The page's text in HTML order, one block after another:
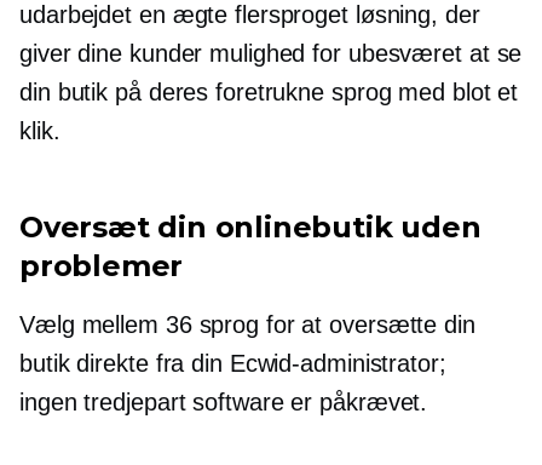
udarbejdet en ægte flersproget løsning, der
giver dine kunder mulighed for ubesværet at se
din butik på deres foretrukne sprog med blot et
klik.
Oversæt din onlinebutik uden
problemer
Vælg mellem 36 sprog for at oversætte din
butik direkte fra din Ecwid-administrator;
ingentredjepartsoftware er påkrævet.